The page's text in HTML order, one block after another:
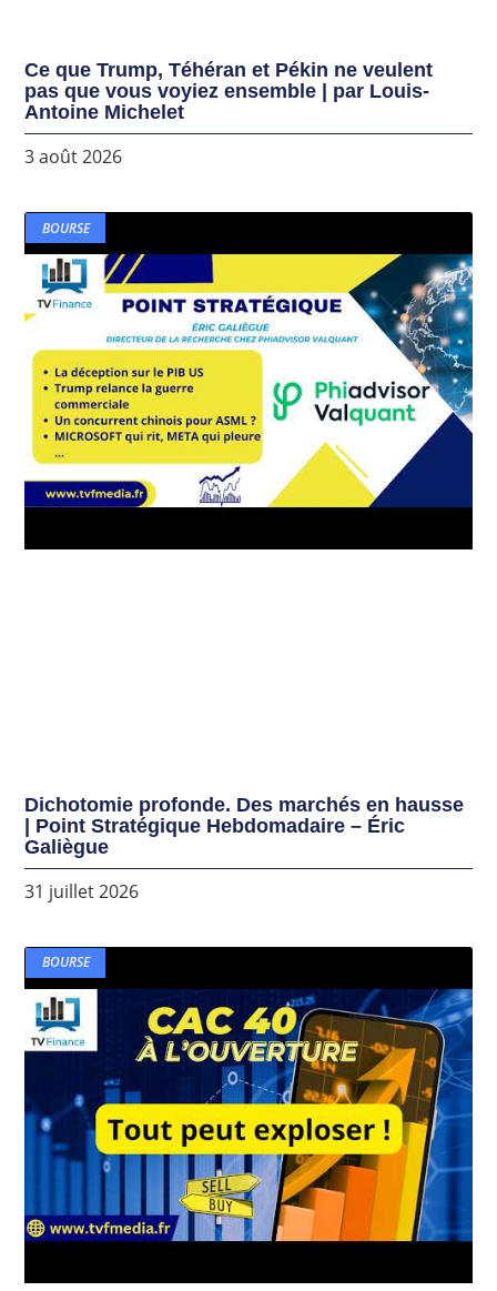
Ce que Trump, Téhéran et Pékin ne veulent
pas que vous voyiez ensemble | par Louis-
Antoine Michelet
3 août 2026
BOURSE
Dichotomie profonde. Des marchés en hausse
| Point Stratégique Hebdomadaire – Éric
Galiègue
31 juillet 2026
BOURSE